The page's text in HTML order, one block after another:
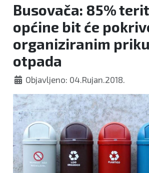
Busovača: 85%
općine bit će
organiziranim
otpada
Objavljeno: 04.Rujan.2018.